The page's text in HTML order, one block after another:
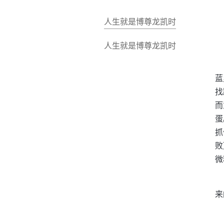
人生就是博尊龙凯时
人生就是博尊龙凯时